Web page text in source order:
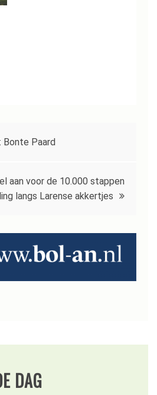
Bonte Paard
aan voor de 10.000 stappen
langs Larense akkertjes
DAG